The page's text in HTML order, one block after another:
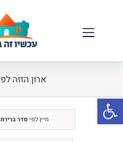
פתח סרגל נגישות
ארון הזזה
מיין לפי סדר